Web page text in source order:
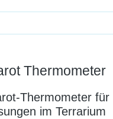
Thermometer
Thermometer für
im Terrarium